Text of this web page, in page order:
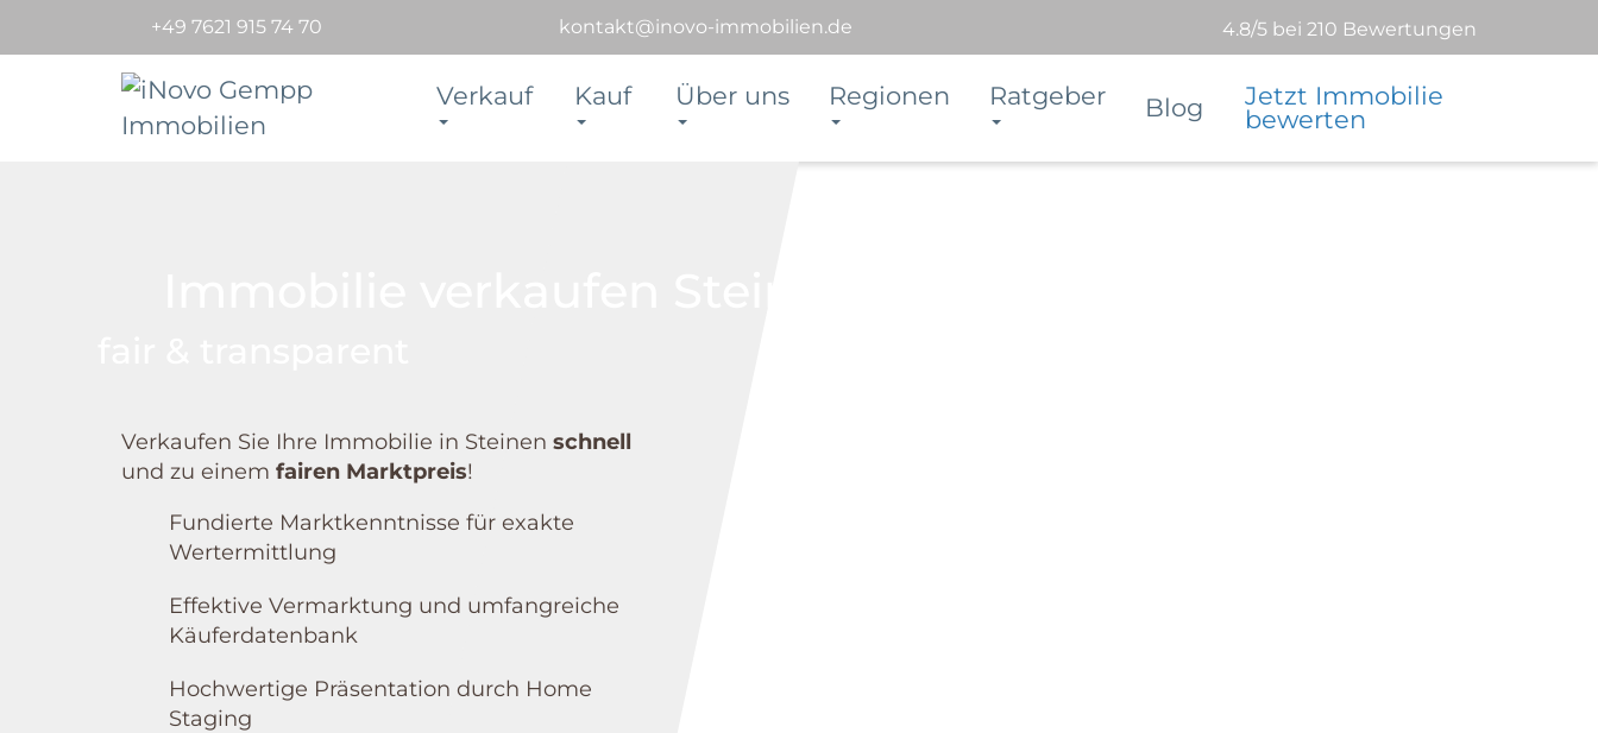
+49 7621 915 74 70 kontakt@inovo-immobilien.de 4.8/5 bei 210 Bewertungen
Verkauf Kauf Über uns Regionen Ratgeber Blog
Jetzt Immobilie
bewerten
Verkaufen Sie Ihre Immobilie in Steinen schnell
und zu einem fairen Marktpreis!
Fundierte Marktkenntnisse für exakte
Wertermittlung
Effektive Vermarktung und umfangreiche
Käuferdatenbank
Hochwertige Präsentation durch Home
Staging